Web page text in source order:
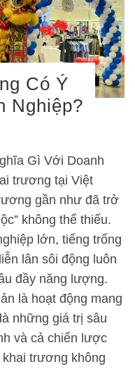
Có Ý
Nghiệp?
Gì Với Doanh
trương tại Việt
gần như đã trở
không thể thiếu.
lớn, tiếng trống
lân sôi động luôn
đầy năng lượng.
là hoạt động mang
những giá trị sâu
và cả chiến lược
trương không